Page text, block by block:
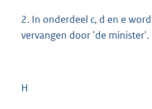
2. In onderdeel c, d en e
vervangen door 'de minister'.
H